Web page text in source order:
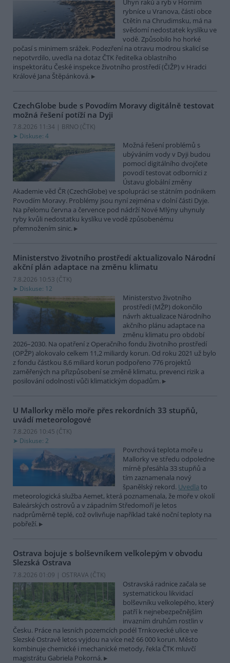
Úhyn raků a ryb v Horním
rybníce u Vranova, části obce
Ctětín na Chrudimsku, má na
svědomí nedostatek kyslíku ve
vodě. Způsobilo ho horké
počasí s minimem srážek. Podezření na otravu modrou skalicí se
nepotvrdilo, uvedla na dotaz ČTK ředitelka oblastního
inspektorátu České inspekce životního prostředí (ČIŽP) v Hradci
Králové Jana Štěpánková.
CzechGlobe bude s Povodím Moravy digitálně testovat
možná řešení potíží na Dyji
7.8.2026 11:34 | BRNO (ČTK)
Diskuse: 4
Možná řešení problémů s
ubýváním vody v Dyji budou
pomocí digitálního dvojčete
povodí testovat odborníci z
Ústavu globální změny
Akademie věd ČR (CzechGlobe) ve spolupráci se státním podnikem
Povodím Moravy. Problémy jsou nyní zejména v dolní části Dyje.
Na přelomu června a července pod nádrží Nové Mlýny uhynuly
ryby kvůli nedostatku kyslíku ve vodě způsobenému
přemnožením sinic.
Ministerstvo životního prostředí aktualizovalo Národní
akční plán adaptace na změnu klimatu
7.8.2026 10:53 (ČTK)
Diskuse: 12
Ministerstvo životního
prostředí (MŽP) dokončilo
návrh aktualizace Národního
akčního plánu adaptace na
změnu klimatu pro období
2026–2030. Na opatření z Operačního fondu životního prostředí
(OPŽP) alokovalo celkem 11,2 miliardy korun. Od roku 2021 už bylo
z fondu částkou 8,6 miliard korun podpořeno 776 projektů
zaměřených na přizpůsobení se změně klimatu, prevenci rizik a
posilování odolnosti vůči klimatickým dopadům.
U Mallorky mělo moře přes rekordních 33 stupňů,
uvádí meteorologové
7.8.2026 10:45 (ČTK)
Diskuse: 2
Povrchová teplota moře u
Mallorky ve středu odpoledne
mírně přesáhla 33 stupňů a
tím zaznamenala nový
španělský rekord. Uvedla to
meteorologická služba Aemet, která poznamenala, že moře v okolí
Baleárských ostrovů a v západním Středomoří je letos
nadprůměrně teplé, což ovlivňuje například také noční teploty na
pobřeží.
Ostrava bojuje s bolševníkem velkolepým v obvodu
Slezská Ostrava
7.8.2026 01:09 | OSTRAVA (ČTK)
Ostravská radnice začala se
systematickou likvidací
bolševníku velkolepého, který
patří k nejnebezpečnějším
invazním druhům rostlin v
Česku. Práce na lesních pozemcích podél Trnkovecké ulice ve
Slezské Ostravě letos vyjdou na více než 66 000 korun. Město
kombinuje chemické i mechanické metody, řekla ČTK mluvčí
magistrátu Gabriela Pokorná.